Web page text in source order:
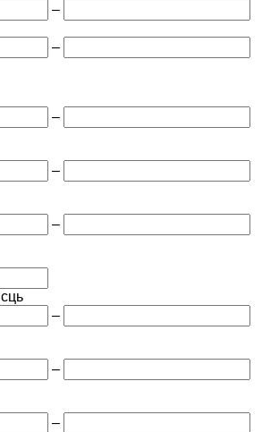
–
–
–
–
–
–
–
–